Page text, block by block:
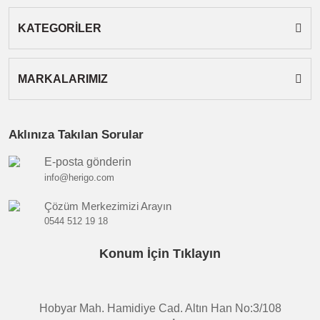
KATEGORİLER
MARKALARIMIZ
Aklınıza Takılan Sorular
E-posta gönderin
info@herigo.com
Çözüm Merkezimizi Arayın
0544 512 19 18
Konum İçin Tıklayın
Hobyar Mah. Hamidiye Cad. Altın Han No:3/108